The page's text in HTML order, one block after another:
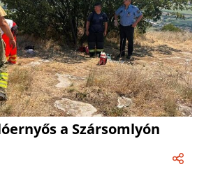
a Szársomlyón